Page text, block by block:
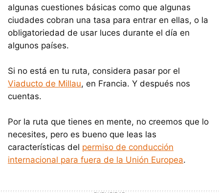
algunas cuestiones básicas como que algunas
ciudades cobran una tasa para entrar en ellas, o la
obligatoriedad de usar luces durante el día en
algunos países.
Si no está en tu ruta, considera pasar por el
Viaducto de Millau, en Francia. Y después nos
cuentas.
Por la ruta que tienes en mente, no creemos que lo
necesites, pero es bueno que leas las
características del permiso de conducción
internacional para fuera de la Unión Europea.